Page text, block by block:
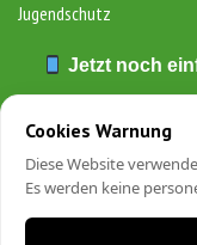
Cookies Warnung
Diese Website
Es werden keine
Jugendschutz
Jetzt noch
Bestellungen &